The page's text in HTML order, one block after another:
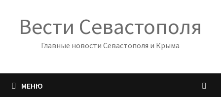
содержимому
Вести Севастополя
Главные новости Севастополя и Крыма
МЕНЮ